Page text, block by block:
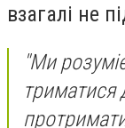
взагалі не
"Ми
триматися